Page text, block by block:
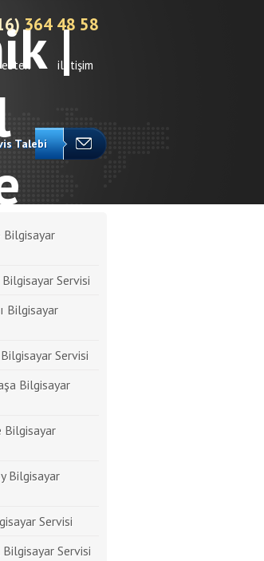
364 48 58
iletişim
Talebi
Servisi
Bilgisayar
Servisi
Bilgisayar
Bilgisayar
Bilgisayar
Servisi
Servisi